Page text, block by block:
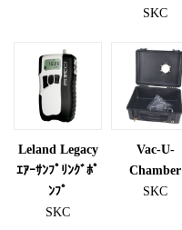
SKC
Leland Legacy
ｴｱｰｻﾝﾌﾟﾘﾝｸﾞﾎﾟ
ﾝﾌﾟ
SKC
Vac-U-
Chamber
SKC